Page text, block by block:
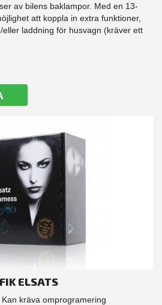
av bilens baklampor. Med en 13-
att koppla in extra funktioner,
laddning för husvagn (kräver ett
ELSATS
kräva omprogramering